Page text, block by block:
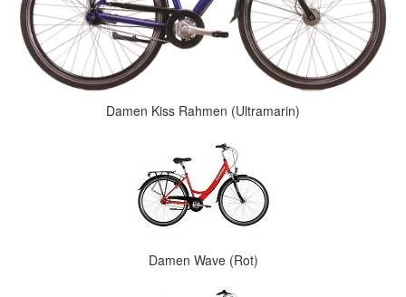
Damen Kiss Rahmen (Ultramarin)
Damen Wave (Rot)